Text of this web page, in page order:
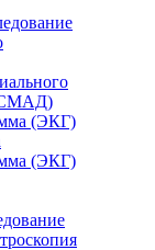
(СМАД)
(ЭКГ)
(ЭКГ)